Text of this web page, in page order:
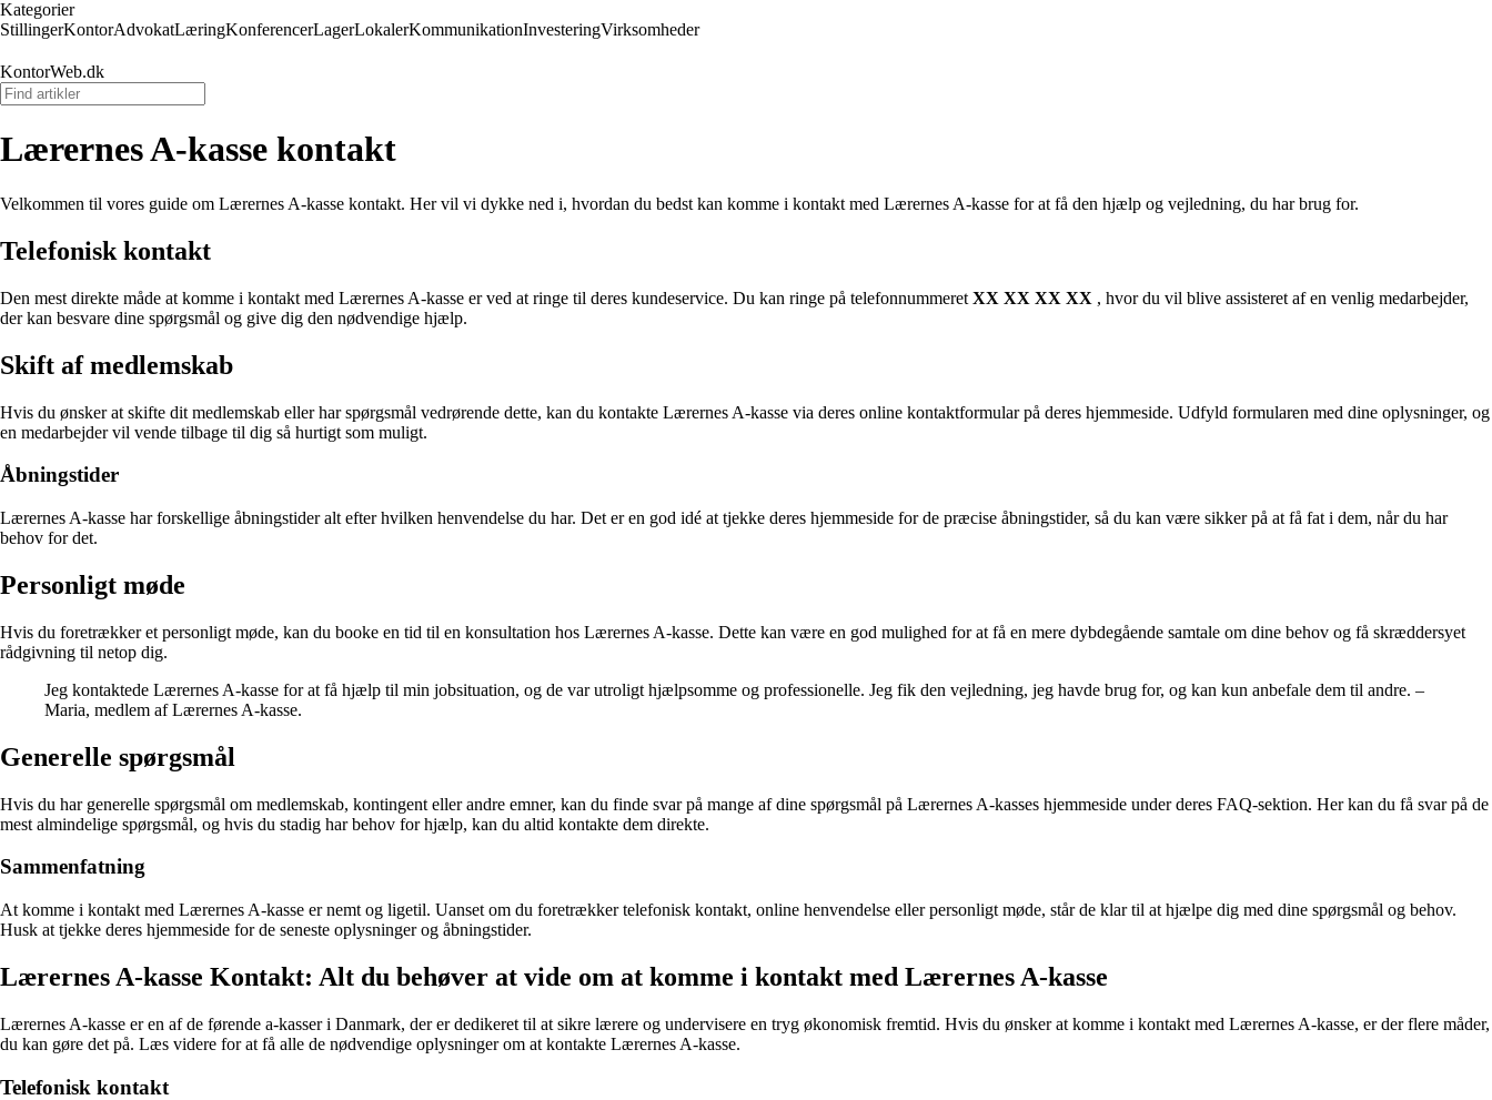
Kategorier
StillingerKontorAdvokatLæringKonferencerLagerLokalerKommunikationInvesteringVirksomheder
KontorWeb.dk
Lærernes A-kasse kontakt
Velkommen til vores guide om Lærernes A-kasse kontakt. Her vil vi dykke ned i, hvordan du bedst kan komme i kontakt med Lærernes A-kasse for at få den hjælp og vejledning, du har brug for.
Telefonisk kontakt
Den mest direkte måde at komme i kontakt med Lærernes A-kasse er ved at ringe til deres kundeservice. Du kan ringe på telefonnummeret XX XX XX XX , hvor du vil blive assisteret af en venlig medarbejder,
der kan besvare dine spørgsmål og give dig den nødvendige hjælp.
Skift af medlemskab
Hvis du ønsker at skifte dit medlemskab eller har spørgsmål vedrørende dette, kan du kontakte Lærernes A-kasse via deres online kontaktformular på deres hjemmeside. Udfyld formularen med dine oplysninger, og
en medarbejder vil vende tilbage til dig så hurtigt som muligt.
Åbningstider
Lærernes A-kasse har forskellige åbningstider alt efter hvilken henvendelse du har. Det er en god idé at tjekke deres hjemmeside for de præcise åbningstider, så du kan være sikker på at få fat i dem, når du har
behov for det.
Personligt møde
Hvis du foretrækker et personligt møde, kan du booke en tid til en konsultation hos Lærernes A-kasse. Dette kan være en god mulighed for at få en mere dybdegående samtale om dine behov og få skræddersyet
rådgivning til netop dig.
Jeg kontaktede Lærernes A-kasse for at få hjælp til min jobsituation, og de var utroligt hjælpsomme og professionelle. Jeg fik den vejledning, jeg havde brug for, og kan kun anbefale dem til andre. –
Maria, medlem af Lærernes A-kasse.
Generelle spørgsmål
Hvis du har generelle spørgsmål om medlemskab, kontingent eller andre emner, kan du finde svar på mange af dine spørgsmål på Lærernes A-kasses hjemmeside under deres FAQ-sektion. Her kan du få svar på de
mest almindelige spørgsmål, og hvis du stadig har behov for hjælp, kan du altid kontakte dem direkte.
Sammenfatning
At komme i kontakt med Lærernes A-kasse er nemt og ligetil. Uanset om du foretrækker telefonisk kontakt, online henvendelse eller personligt møde, står de klar til at hjælpe dig med dine spørgsmål og behov.
Husk at tjekke deres hjemmeside for de seneste oplysninger og åbningstider.
Lærernes A-kasse Kontakt: Alt du behøver at vide om at komme i kontakt med Lærernes A-kasse
Lærernes A-kasse er en af de førende a-kasser i Danmark, der er dedikeret til at sikre lærere og undervisere en tryg økonomisk fremtid. Hvis du ønsker at komme i kontakt med Lærernes A-kasse, er der flere måder,
du kan gøre det på. Læs videre for at få alle de nødvendige oplysninger om at kontakte Lærernes A-kasse.
Telefonisk kontakt